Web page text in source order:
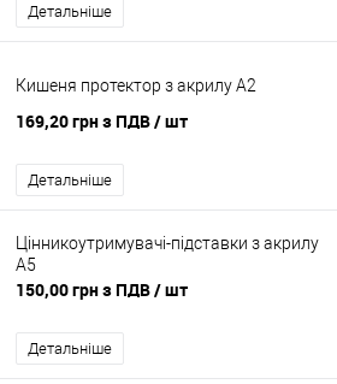
Детальніше
Кишеня протектор з акрилу A2
169,20 грн з ПДВ/ шт
Детальніше
Цінникоутримувачі-підставки з акрилу
A5
150,00 грн з ПДВ/ шт
Детальніше